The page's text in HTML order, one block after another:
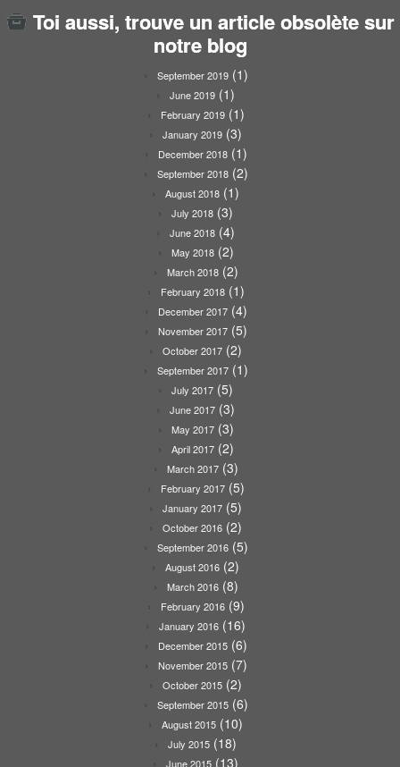
Toi aussi, trouve un article obsolète sur
notre blog
September 2019(1)
June 2019 (1)
February 2019(1)
January 2019 (3)
December 2018(1)
September 2018(2)
August 2018 (1)
July 2018 (3)
June 2018 (4)
May 2018(2)
March 2018(2)
February 2018(1)
December 2017(4)
November 2017(5)
October 2017 (2)
September 2017(1)
July 2017 (5)
June 2017 (3)
May 2017(3)
April 2017(2)
March 2017(3)
February 2017(5)
January 2017 (5)
October 2016 (2)
September 2016(5)
August 2016 (2)
March 2016(8)
February 2016(9)
January 2016 (16)
December 2015(6)
November 2015(7)
October 2015 (2)
September 2015(6)
August 2015 (10)
July 2015 (18)
June 2015 (13)